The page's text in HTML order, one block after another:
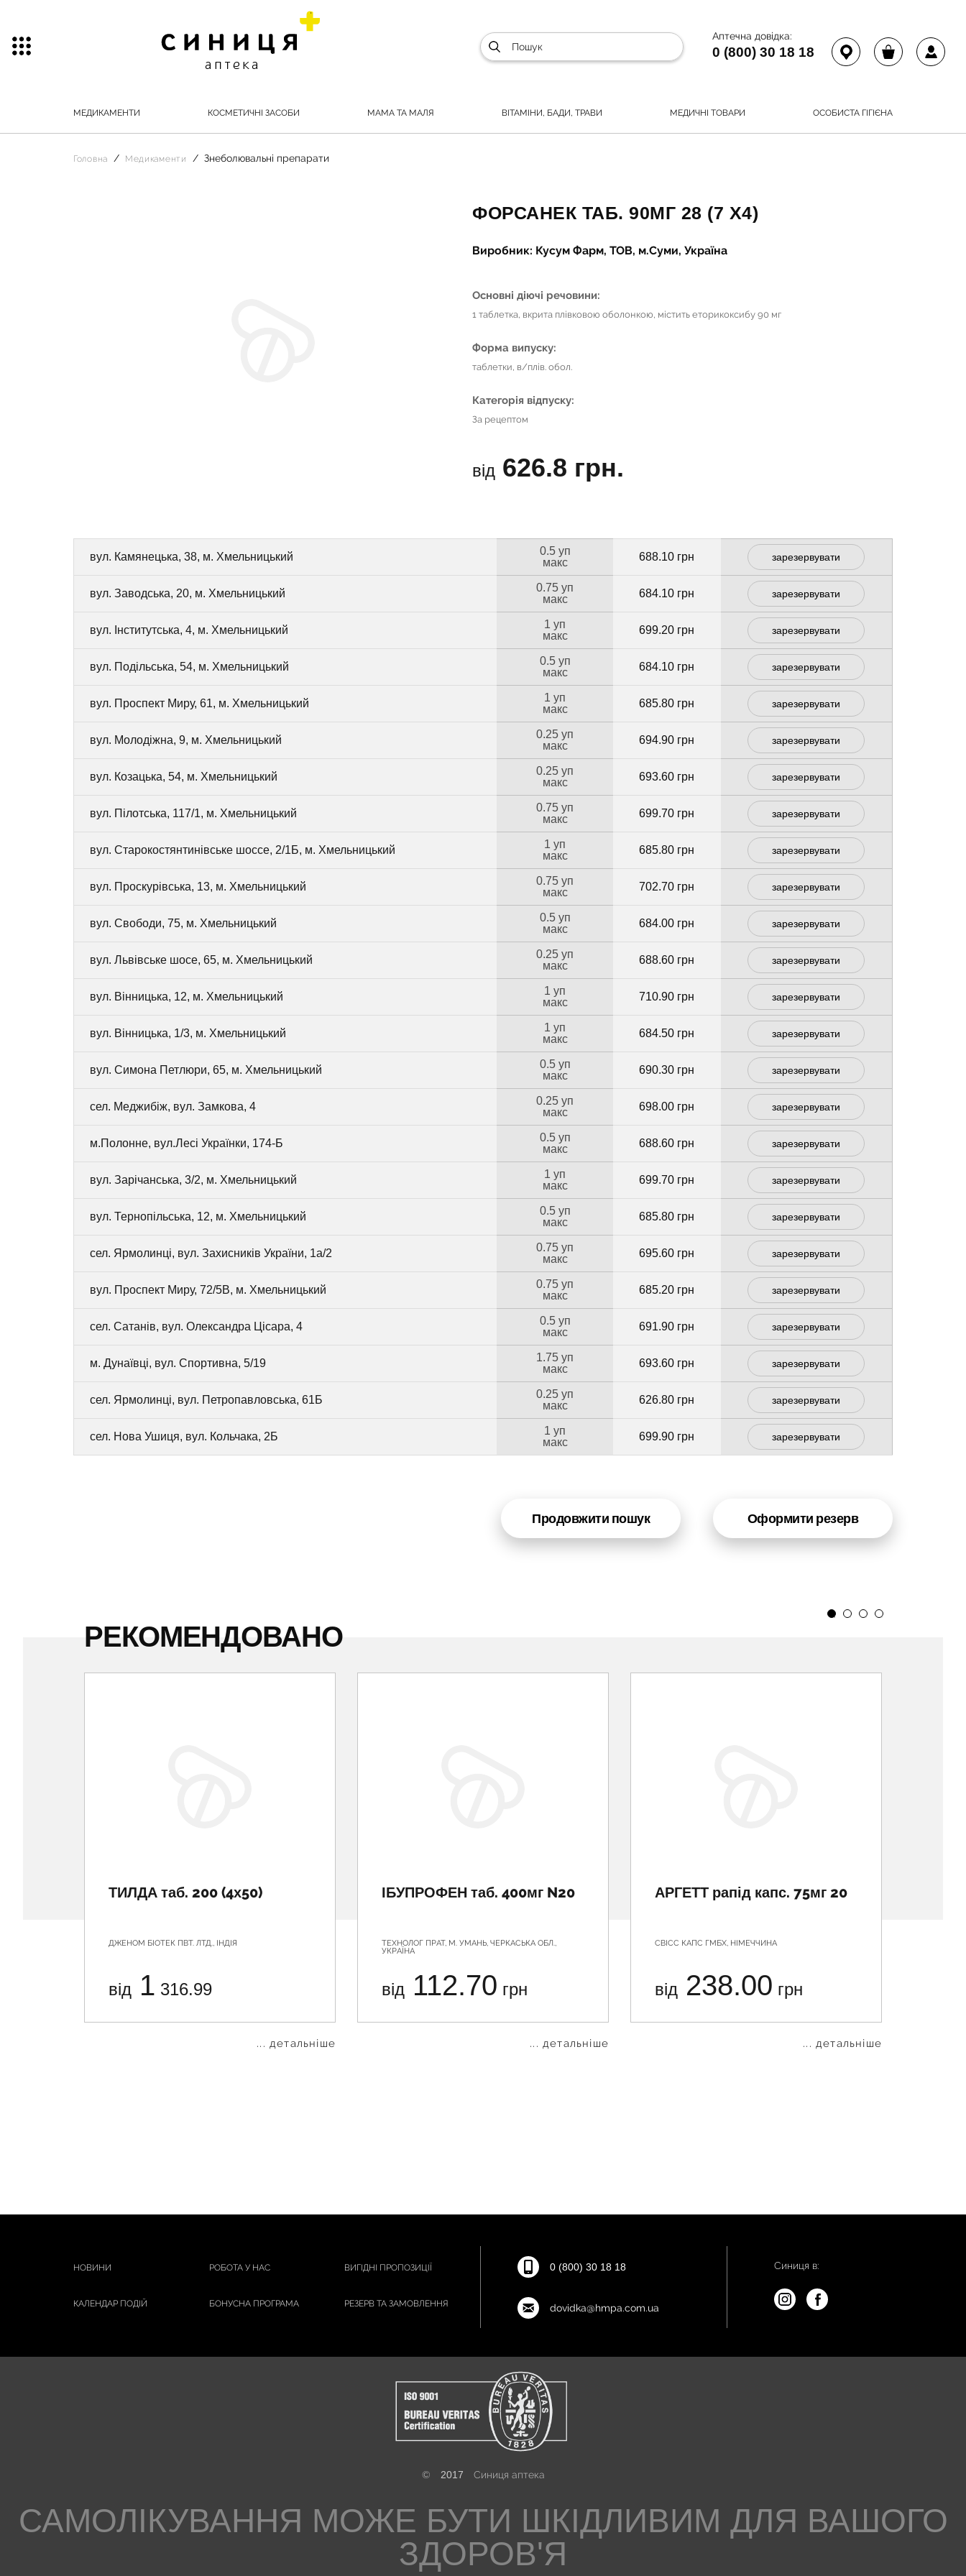
Аптечна довідка:
0 (800) 30 18 18
МЕДИКАМЕНТИ КОСМЕТИЧНІ ЗАСОБИ МАМА ТА МАЛЯ ВІТАМІНИ, БАДИ, ТРАВИ МЕДИЧНІ ТОВАРИ ОСОБИСТА ГІГІЄНА
Головна Медикаменти Знеболювальні препарати
ФОРСАНЕК ТАБ. 90МГ 28 (7 Х4)
Виробник: Кусум Фарм, ТОВ, м.Суми, Україна
Основні діючі речовини:
1 таблетка, вкрита плівковою оболонкою, містить еторикоксибу 90 мг
Форма випуску:
таблетки, в/плів. обол.
Категорія відпуску:
За рецептом
від 626.8 грн.
вул. Камянецька, 38, м. Хмельницький
0.5 уп
макс
688.10 грн зарезервувати
вул. Заводська, 20, м. Хмельницький
0.75 уп
макс
684.10 грн зарезервувати
вул. Інститутська, 4, м. Хмельницький
1 уп
макс
699.20 грн зарезервувати
вул. Подільська, 54, м. Хмельницький
0.5 уп
макс
684.10 грн зарезервувати
вул. Проспект Миру, 61, м. Хмельницький
1 уп
макс
685.80 грн зарезервувати
вул. Молодіжна, 9, м. Хмельницький
0.25 уп
макс
694.90 грн зарезервувати
вул. Козацька, 54, м. Хмельницький
0.25 уп
макс
693.60 грн зарезервувати
вул. Пілотська, 117/1, м. Хмельницький
0.75 уп
макс
699.70 грн зарезервувати
вул. Старокостянтинівське шоссе, 2/1Б, м. Хмельницький
1 уп
макс
685.80 грн зарезервувати
вул. Проскурівська, 13, м. Хмельницький
0.75 уп
макс
702.70 грн зарезервувати
вул. Свободи, 75, м. Хмельницький
0.5 уп
макс
684.00 грн зарезервувати
вул. Львівське шосе, 65, м. Хмельницький
0.25 уп
макс
688.60 грн зарезервувати
вул. Вінницька, 12, м. Хмельницький
1 уп
макс
710.90 грн зарезервувати
вул. Вінницька, 1/3, м. Хмельницький
1 уп
макс
684.50 грн зарезервувати
вул. Симона Петлюри, 65, м. Хмельницький
0.5 уп
макс
690.30 грн зарезервувати
сел. Меджибіж, вул. Замкова, 4
0.25 уп
макс
698.00 грн зарезервувати
м.Полонне, вул.Лесі Українки, 174-Б
0.5 уп
макс
688.60 грн зарезервувати
вул. Зарічанська, 3/2, м. Хмельницький
1 уп
макс
699.70 грн зарезервувати
вул. Тернопільська, 12, м. Хмельницький
0.5 уп
макс
685.80 грн зарезервувати
сел. Ярмолинці, вул. Захисників України, 1а/2
0.75 уп
макс
695.60 грн зарезервувати
вул. Проспект Миру, 72/5В, м. Хмельницький
0.75 уп
макс
685.20 грн зарезервувати
сел. Сатанів, вул. Олександра Цісара, 4
0.5 уп
макс
691.90 грн зарезервувати
м. Дунаївці, вул. Спортивна, 5/19
1.75 уп
макс
693.60 грн зарезервувати
сел. Ярмолинці, вул. Петропавловська, 61Б
0.25 уп
макс
626.80 грн зарезервувати
сел. Нова Ушиця, вул. Кольчака, 2Б
1 уп
макс
699.90 грн зарезервувати
Продовжити пошук Оформити резерв
РЕКОМЕНДОВАНО
ТИЛДА таб. 200 (4х50)
ДЖЕНОМ БІОТЕК ПВТ. ЛТД., ІНДІЯ
від 1 316.99
... детальніше
ІБУПРОФЕН таб. 400мг N20
ТЕХНОЛОГ ПРАТ, М. УМАНЬ, ЧЕРКАСЬКА ОБЛ.,
УКРАЇНА
від 112.70 грн
... детальніше
АРГЕТТ рапід капс. 75мг 20
СВІСС КАПС ГМБХ, НІМЕЧЧИНА
від 238.00 грн
... детальніше
НОВИНИ РОБОТА У НАС ВИГІДНІ ПРОПОЗИЦІЇ
КАЛЕНДАР ПОДІЙ БОНУСНА ПРОГРАМА РЕЗЕРВ ТА ЗАМОВЛЕННЯ
0 (800) 30 18 18
dovidka@hmpa.com.ua
Синиця в:
© 2017 Синиця аптека
САМОЛІКУВАННЯ МОЖЕ БУТИ ШКІДЛИВИМ ДЛЯ ВАШОГО
ЗДОРОВ'Я